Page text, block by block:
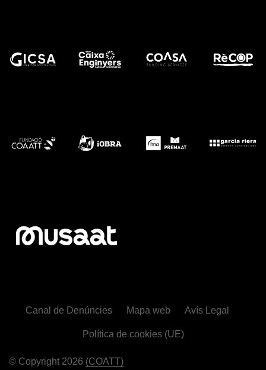
© Copyright 2026 (COATT)
Canal de Denúncies Mapa web Avís Legal
Política de cookies (UE)